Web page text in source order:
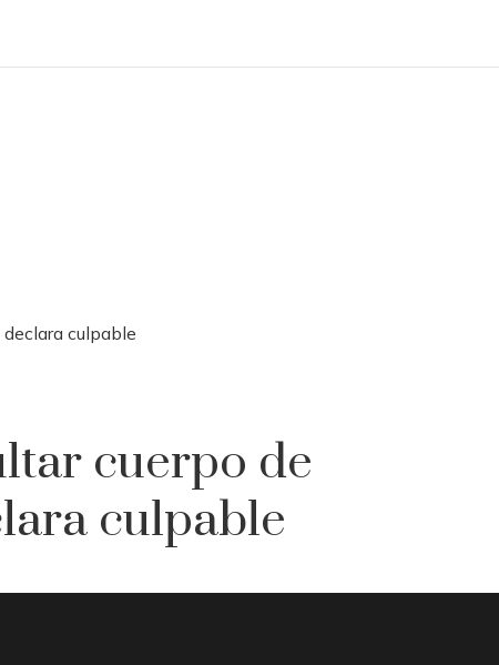
declara culpable
cuerpo de
culpable